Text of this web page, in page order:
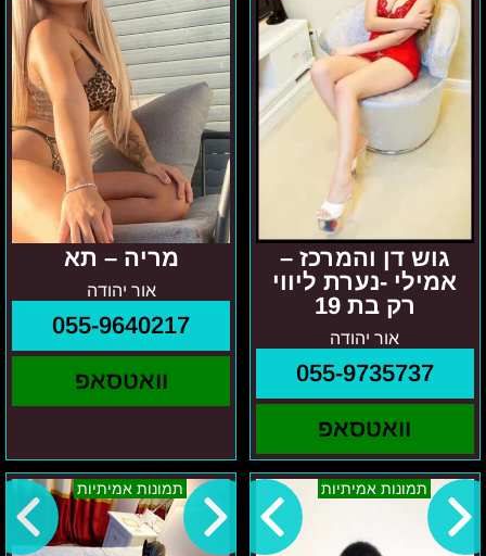
גוש דן והמרכז –
אמילי -נערת ליווי
רק בת 19
אור יהודה
055-9735737
וואטסאפ
-
נערת
ליווי
רק
בת
19
מריה – תא
אור יהודה
055-9640217
וואטסאפ
תמונות אמיתיות
מרכז
נסיה
תמונות אמיתיות
קרינה-
נערה
רוסייה
שולטת